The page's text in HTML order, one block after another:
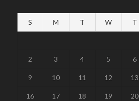
S M T W T
2 3 4 5 6
9 10 11 12 13
16 17 18 19 20